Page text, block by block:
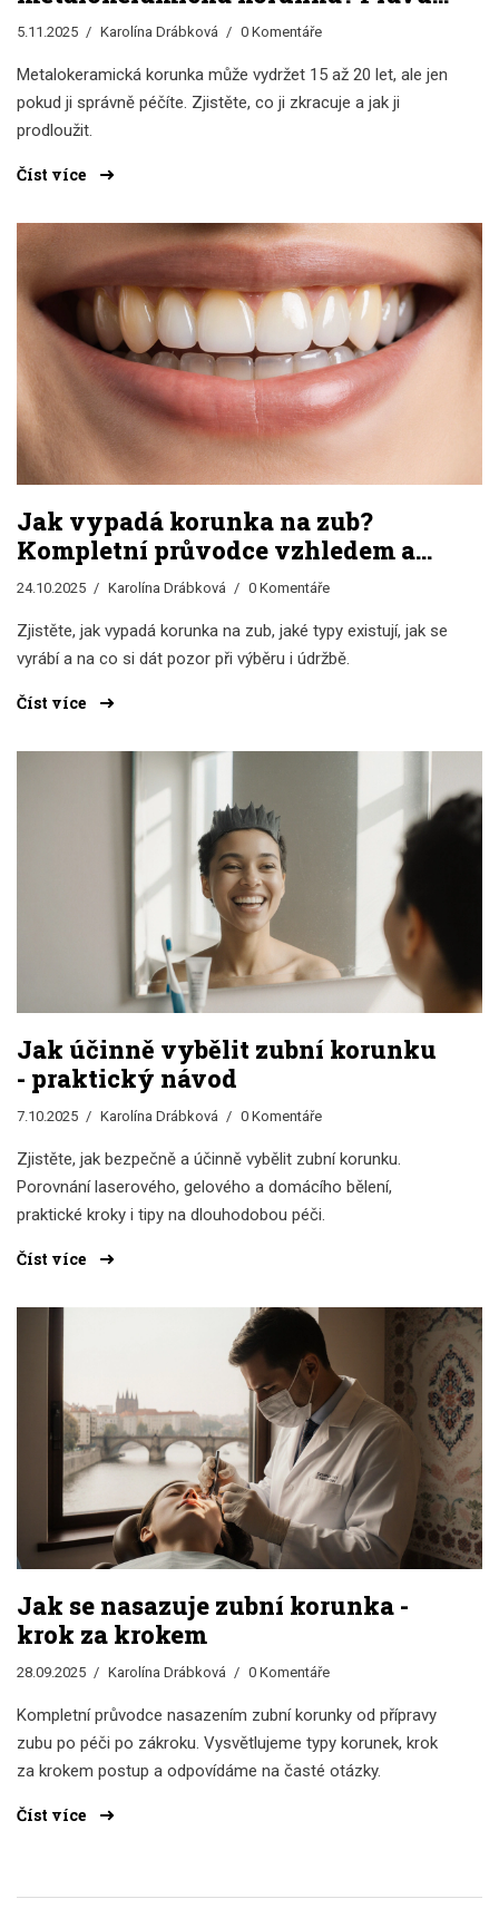
o trvanlivosti a jak ji prodloužit
5.11.2025 Karolína Drábková 0 Komentáře
Metalokeramická korunka může vydržet 15 až 20 let, ale jen
pokud ji správně péčíte. Zjistěte, co ji zkracuje a jak ji
prodloužit.
Číst více
Jak vypadá korunka na zub?
Kompletní průvodce vzhledem a
typy
24.10.2025 Karolína Drábková 0 Komentáře
Zjistěte, jak vypadá korunka na zub, jaké typy existují, jak se
vyrábí a na co si dát pozor při výběru i údržbě.
Číst více
Jak účinně vybělit zubní korunku
- praktický návod
7.10.2025 Karolína Drábková 0 Komentáře
Zjistěte, jak bezpečně a účinně vybělit zubní korunku.
Porovnání laserového, gelového a domácího bělení,
praktické kroky i tipy na dlouhodobou péči.
Číst více
Jak se nasazuje zubní korunka -
krok za krokem
28.09.2025 Karolína Drábková 0 Komentáře
Kompletní průvodce nasazením zubní korunky od přípravy
zubu po péči po zákroku. Vysvětlujeme typy korunek, krok
za krokem postup a odpovídáme na časté otázky.
Číst více